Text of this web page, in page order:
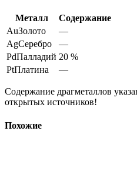
Металл
Содержание
AuЗолото
—
AgСеребро
—
PdПалладий 20 %
PtПлатина —
Содержание драгметаллов
открытых источников!
Похожие